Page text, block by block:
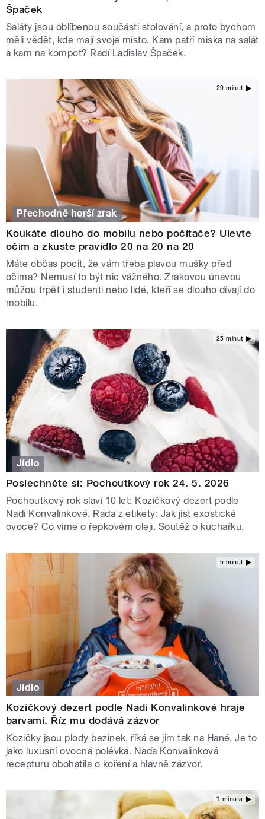
Špaček
Saláty jsou oblíbenou součásti stolování, a proto bychom
měli vědět, kde mají svoje místo. Kam patří miska na salát
a kam na kompot? Radí Ladislav Špaček.
29 minut
Přechodně horší zrak
Koukáte dlouho do mobilu nebo počítače? Ulevte
očím a zkuste pravidlo 20 na 20 na 20
Máte občas pocit, že vám třeba plavou mušky před
očima? Nemusí to být nic vážného. Zrakovou únavou
můžou trpět i studenti nebo lidé, kteří se dlouho dívají do
mobilu.
25 minut
Jídlo
Poslechněte si: Pochoutkový rok 24. 5. 2026
Pochoutkový rok slaví 10 let: Kozičkový dezert podle
Nadi Konvalinkové. Rada z etikety: Jak jíst exostické
ovoce? Co víme o řepkovém oleji. Soutěž o kuchařku.
5 minut
Jídlo
Kozičkový dezert podle Nadi Konvalinkové hraje
barvami. Říz mu dodává zázvor
Kozičky jsou plody bezinek, říká se jim tak na Hané. Je to
jako luxusní ovocná polévka. Naďa Konvalinková
recepturu obohatila o koření a hlavně zázvor.
1 minuta